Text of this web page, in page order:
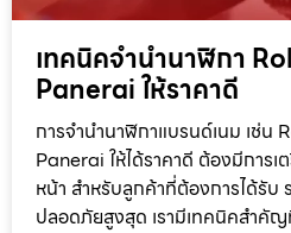
เทคนิคจำนำนาฬิกา
Panerai ให้ราคาดี
การจำนำนาฬิกาแบรนด์เนม เช่น
Panerai ให้ได้ราคาดี ต้องมีการ
หน้า สำหรับลูกค้าที่ต้องการได้รับ
ปลอดภัยสูงสุด เรามีเทคนิคสำคั